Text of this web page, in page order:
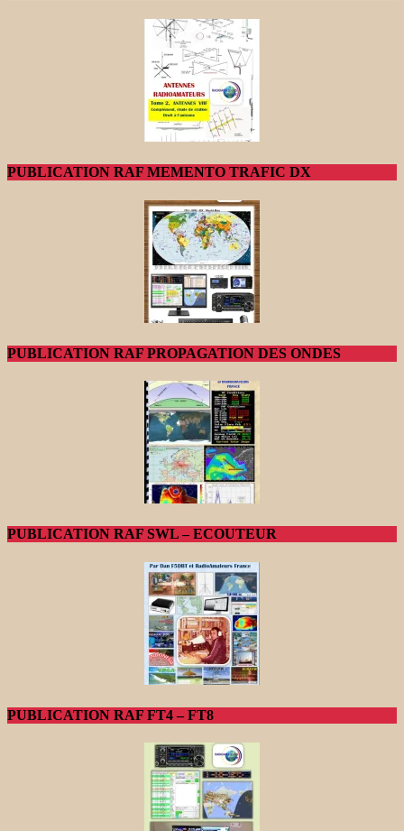
PUBLICATION RAF MEMENTO TRAFIC DX
PUBLICATION RAF PROPAGATION DES ONDES
PUBLICATION RAF SWL – ECOUTEUR
PUBLICATION RAF FT4 – FT8